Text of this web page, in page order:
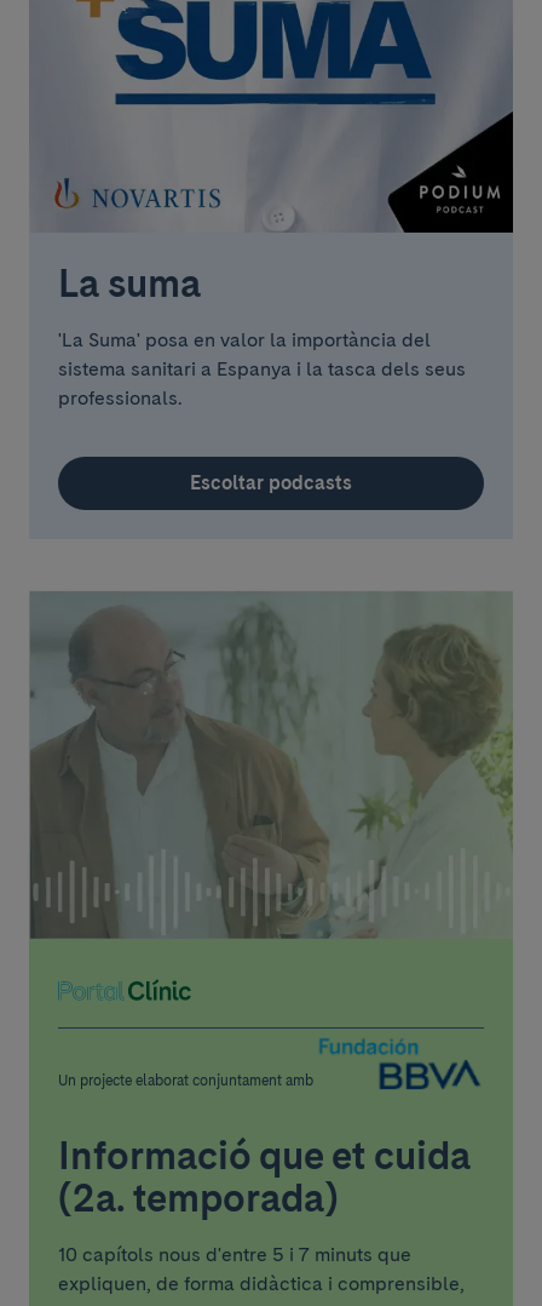
La suma
'La Suma' posa en valor la importància del
sistema sanitari a Espanya i la tasca dels seus
professionals.
Escoltar podcasts
Un projecte elaborat conjuntament amb
Informació que et cuida
(2a. temporada)
10 capítols nous d'entre 5 i 7 minuts que
expliquen, de forma didàctica i comprensible,